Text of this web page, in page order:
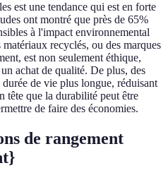
est une tendance qui est en forte
ont montré que près de 65%
à l'impact environnemental
recyclés, ou des marques
est non seulement éthique,
achat de qualité. De plus, des
de vie plus longue, réduisant
tête que la durabilité peut être
de faire des économies.
de rangement